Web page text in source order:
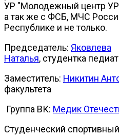
УР "Молодежный центр
а так же с ФСБ, МЧС
Республике и не только.
Председатель: Яковлева
Наталья, студентка
Заместитель: Никитин
факультета
Группа ВК: Медик
Студенческий